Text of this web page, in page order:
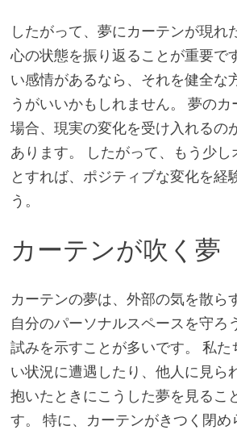
したがって、夢にカーテンが現れ
心の状態を振り返ることが重要で
い感情があるなら、それを健全な
うがいいかもしれません。 夢の
場合、現実の変化を受け入れるの
あります。 したがって、もう少し
とすれば、ポジティブな変化を経
う。
カーテンが吹く夢
カーテンの夢は、外部の気を散ら
自分のパーソナルスペースを守ろ
試みを示すことが多いです。 私た
い状況に遭遇したり、他人に見ら
抱いたときにこうした夢を見るこ
す。 特に、カーテンがきつく閉め